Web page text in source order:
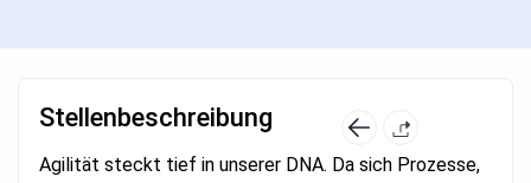
Stellenbeschreibung
Agilität steckt tief in unserer DNA. Da sich Prozesse,